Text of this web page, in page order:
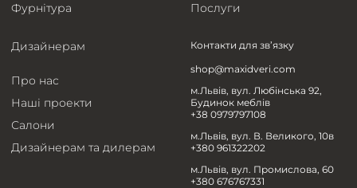
Фурнітура
Послуги
Дизайнерам
Про нас
Наші проекти
Салони
Дизайнерам та дилерам
Контакти для зв’язку
shop@maxidveri.com
м.Львів, вул. Любінська 92,
Будинок меблів
+38 0979797108
м.Львів, вул. В. Великого, 10в
+380 961322202
м.Львів, вул. Промислова, 60
+380 676767331